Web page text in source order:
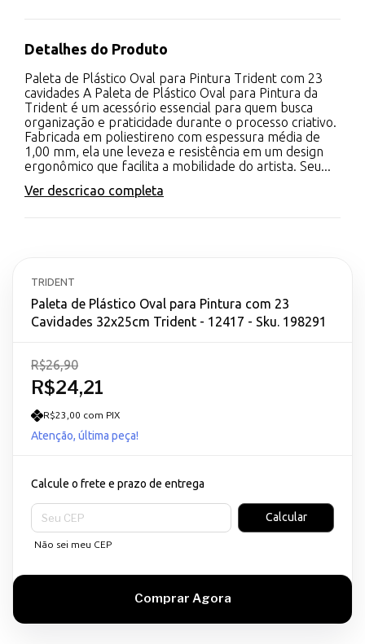
Detalhes do Produto
Paleta de Plástico Oval para Pintura Trident com 23
cavidades A Paleta de Plástico Oval para Pintura da
Trident é um acessório essencial para quem busca
organização e praticidade durante o processo criativo.
Fabricada em poliestireno com espessura média de
1,00 mm, ela une leveza e resistência em um design
ergonômico que facilita a mobilidade do artista. Seu...
Ver descricao completa
TRIDENT
Paleta de Plástico Oval para Pintura com 23
Cavidades 32x25cm Trident - 12417 - Sku. 198291
R$24,21
R$26,90
R$23,00 com PIX
Atenção, última peça!
Calcule o frete e prazo de entrega
Entregas para o CEP:
Calcular
Não sei meu CEP